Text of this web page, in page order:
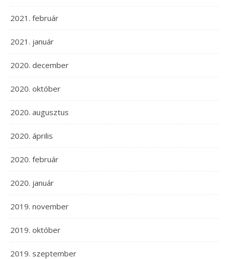
2021. február
2021. január
2020. december
2020. október
2020. augusztus
2020. április
2020. február
2020. január
2019. november
2019. október
2019. szeptember